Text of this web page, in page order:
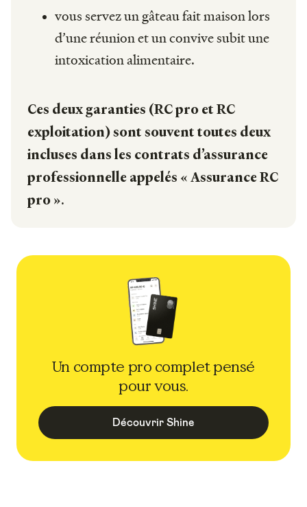
vous servez un gâteau fait maison lors
d’une réunion et un convive subit une
intoxication alimentaire.
Ces deux garanties (RC pro et RC
exploitation) sont souvent toutes deux
incluses dans les contrats d’assurance
professionnelle appelés « Assurance RC
pro ».
Un compte pro complet pensé
pour vous.
Découvrir Shine